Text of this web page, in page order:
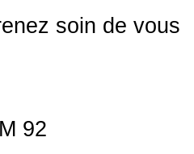
soin de vous
92